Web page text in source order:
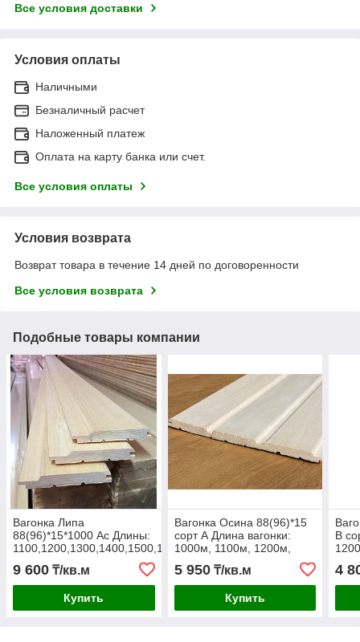
Все условия доставки
Условия оплаты
Наличными
Безналичный расчет
Наложенный платеж
Оплата на карту банка или счет.
Все условия оплаты
Условия возврата
Возврат товара в течение 14 дней по договоренности
Все условия возврата
Подобные товары компании
Вагонка Липа
88(96)*15*1000 Ас Длины:
1100,1200,1300,1400,1500,1600м
9 600 ₸/кв.м
Купить
Вагонка Осина 88(96)*15
сорт А Длина вагонки:
1000м, 1100м, 1200м,
1300м, 1400м,
1500м,1600м 1700м.
5 950₸/кв.м
Купить
В
4